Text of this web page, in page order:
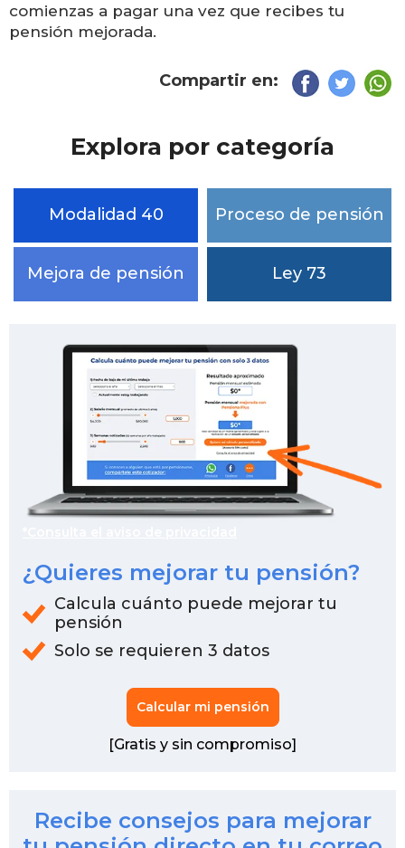
comienzas a pagar una vez que recibes tu
pensión mejorada.
Compartir en:
Explora por categoría
Modalidad 40 Proceso de pensión
Mejora de pensión Ley 73
¿Quieres mejorar tu pensión?
Calcula cuánto puede mejorar tu
pensión
Solo se requieren 3 datos
Calcular mi pensión
[Gratis y sin compromiso]
Recibe consejos para mejorar